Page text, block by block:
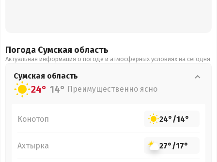
Погода Сумская область
Актуальная информация о погоде и атмосферных условиях на сегодня
Сумская область
24° 14° Преимущественно ясно
Конотоп 24°/14°
Ахтырка 27°/17°